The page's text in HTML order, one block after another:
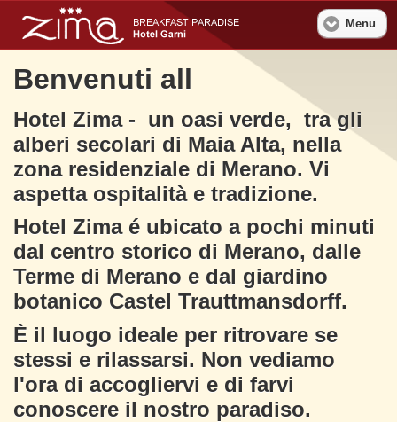
Menu
Benvenuti all
Hotel Zima - un oasi verde, tra gli
alberi secolari di Maia Alta, nella
zona residenziale di Merano. Vi
aspetta ospitalità e tradizione.
Hotel Zima é ubicato a pochi minuti
dal centro storico di Merano, dalle
Terme di Merano e dal giardino
botanico Castel Trauttmansdorff.
È il luogo ideale per ritrovare se
stessi e rilassarsi. Non vediamo
l'ora di accogliervi e di farvi
conoscere il nostro paradiso.